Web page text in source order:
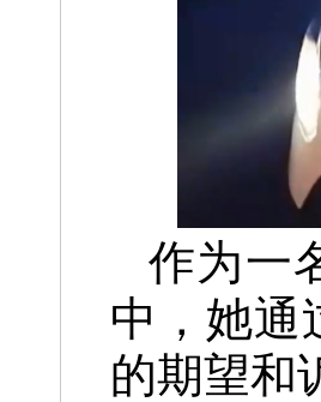
作为一
中，她通
的期望和